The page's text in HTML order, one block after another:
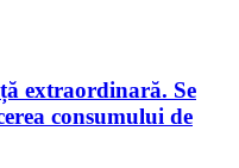
extraordinară. Se
consumului de